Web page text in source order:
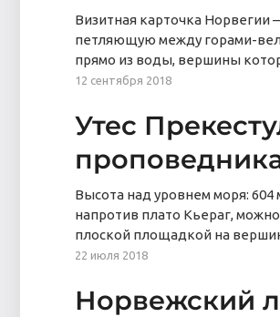
Визитная карточка
петляющую между горами-
прямо из воды, вершины
12 сентября 2018
Утес
Высота над уровнем моря:
напротив плато Кьераг,
плоской площадкой на
22 июля 2018
Норвежский